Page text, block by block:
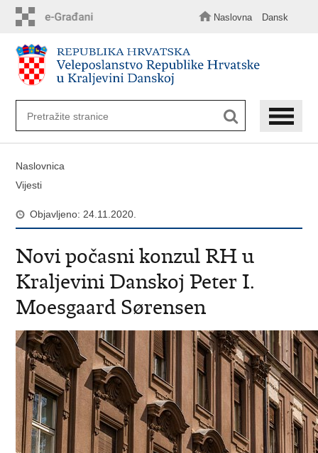
sadržaj
Naslovna Dansk
Naslovnica
Vijesti
Objavljeno: 24.11.2020.
Novi počasni konzul RH u
Kraljevini Danskoj Peter I.
Moesgaard Sørensen